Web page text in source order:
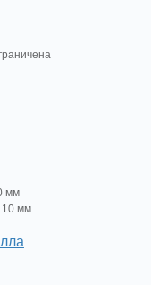
мм
10 мм